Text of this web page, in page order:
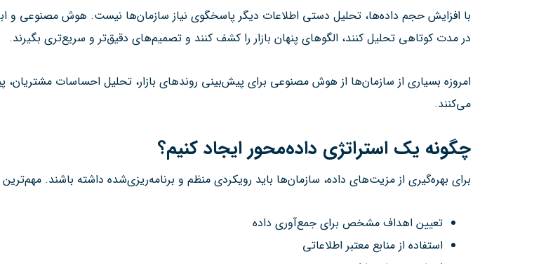
با افزایش حجم داده‌ها، تحلیل دستی اطلاعات دیگر پاسخگوی نیاز سازمان‌ها نیست. هوش مصنوعی و
در مدت کوتاهی تحلیل کنند، الگوهای پنهان بازار را کشف کنند و تصمیم‌های دقیق‌تر و سریع‌تری بگیرند.
امروزه بسیاری از سازمان‌ها از هوش مصنوعی برای پیش‌بینی روندهای بازار، تحلیل احساسات مشتریان،
می‌کنند.
چگونه یک استراتژی داده‌محور ایجاد کنیم؟
برای بهره‌گیری از مزیت‌های داده، سازمان‌ها باید رویکردی منظم و برنامه‌ریزی‌شده داشته باشند. مهم‌ترین
تعیین اهداف مشخص برای جمع‌آوری داده
استفاده از منابع معتبر اطلاعاتی